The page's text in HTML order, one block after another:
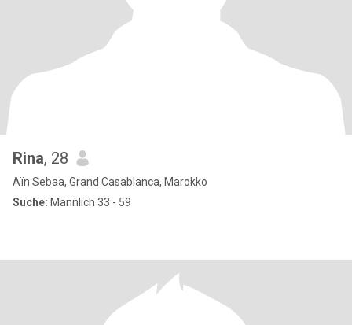
Rina, 28
Aïn Sebaa, Grand Casablanca, Marokko
Suche: Männlich 33 - 59